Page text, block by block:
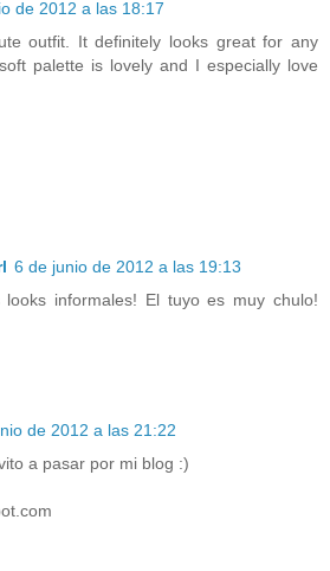
de 2012 a las 18:17
outfit. It definitely looks great for any
palette is lovely and I especially love
6 de junio de 2012 a las 19:13
looks informales! El tuyo es muy chulo!
de 2012 a las 21:22
a pasar por mi blog :)